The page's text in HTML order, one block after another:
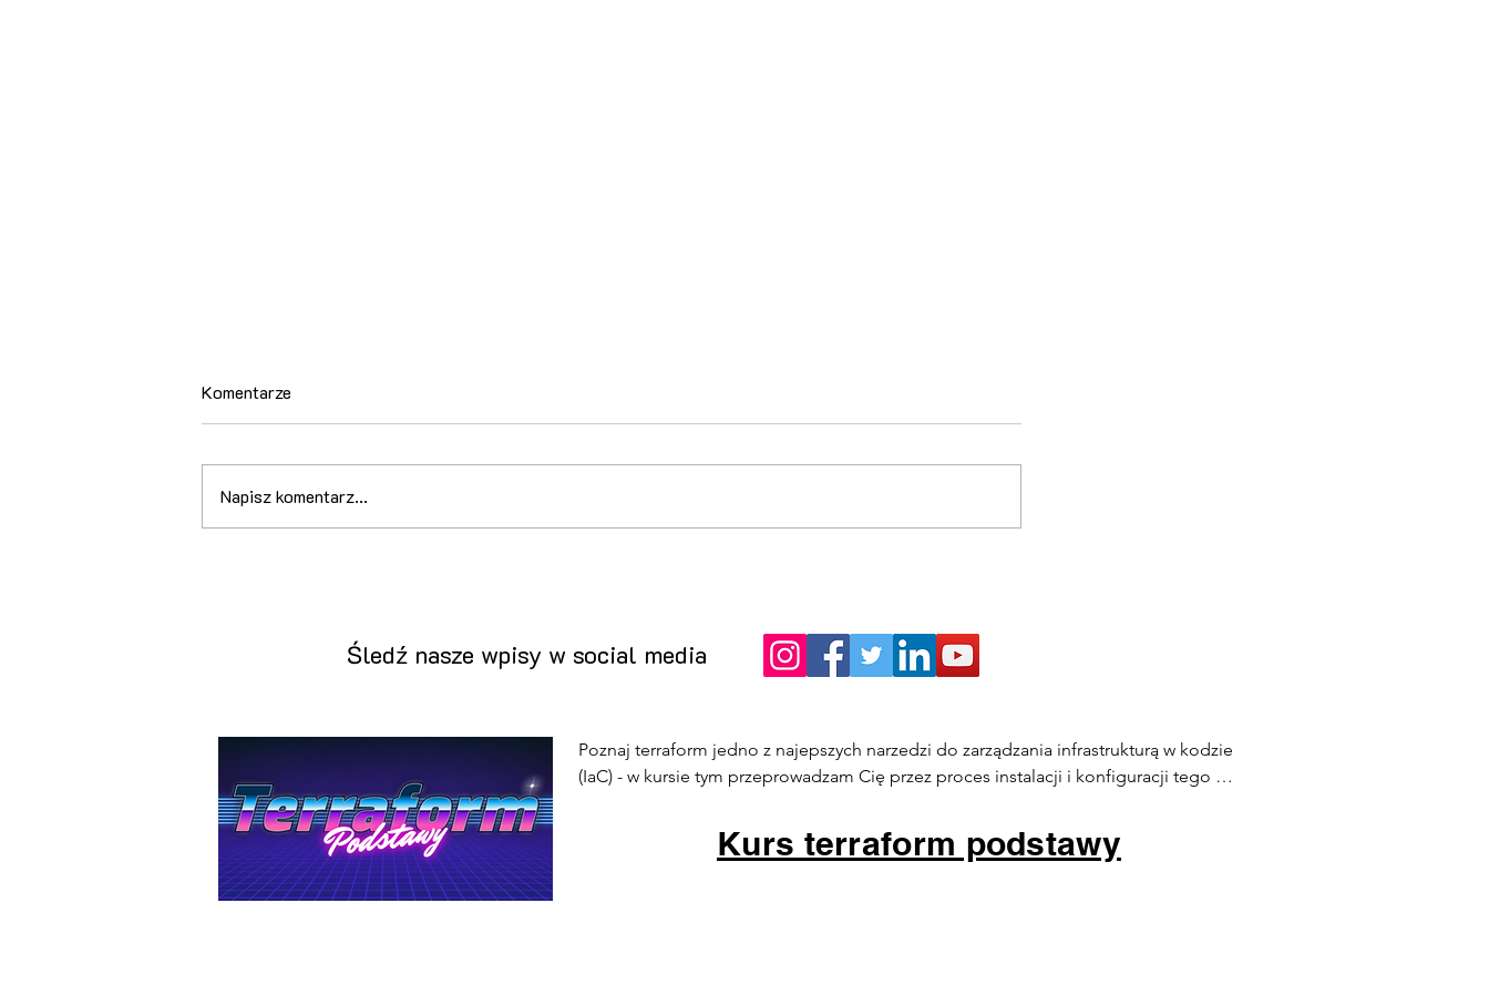
środowiska do wirtualizacji
Komentarze
Napisz komentarz...
Śledź nasze wpisy w social media
Poznaj terraform jedno z najepszych narzedzi do zarządzania infrastrukturą w kodzie
(IaC) - w kursie tym przeprowadzam Cię przez proces instalacji i konfiguracji tego
Kurs terraform podstawy